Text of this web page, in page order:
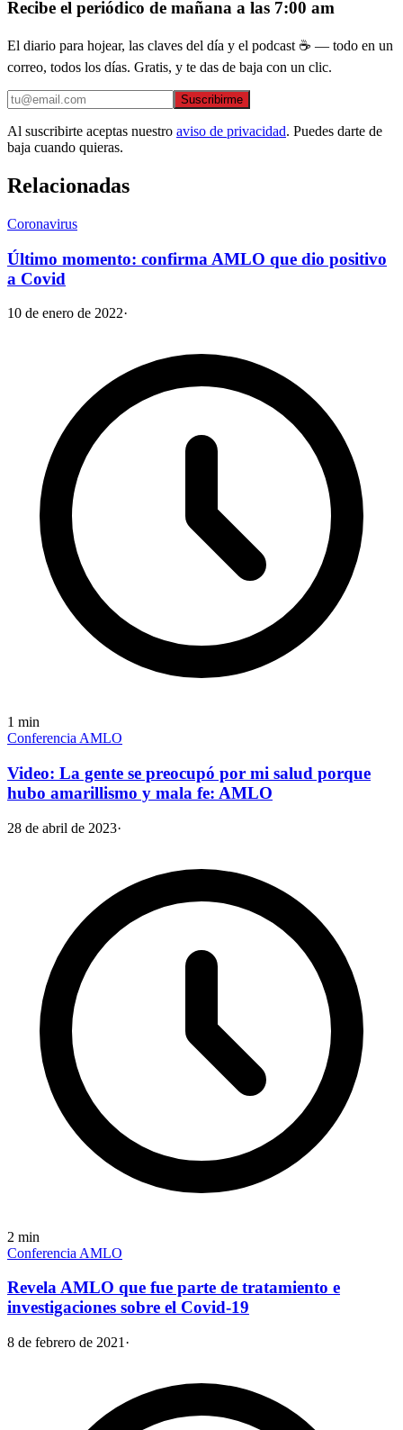
Recibe el periódico de mañana a las 7:00 am
El diario para hojear, las claves del día y el podcast ☕ — todo en un
correo, todos los días. Gratis, y te das de baja con un clic.
Suscribirme
Al suscribirte aceptas nuestro aviso de privacidad. Puedes darte de
baja cuando quieras.
Relacionadas
Coronavirus
Último momento: confirma AMLO que dio positivo
a Covid
10 de enero de 2022·
1 min
Conferencia AMLO
Video: La gente se preocupó por mi salud porque
hubo amarillismo y mala fe: AMLO
28 de abril de 2023·
2 min
Conferencia AMLO
Revela AMLO que fue parte de tratamiento e
investigaciones sobre el Covid-19
8 de febrero de 2021 ·